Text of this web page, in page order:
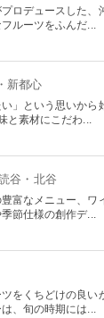
ロデュースした
ルーツをふんだ...
新都心
」という思いか
と素材にこだわ...
谷・北谷
富なメニュー、
節仕様の創作デ...
をくちどけの良
、旬の時期には...